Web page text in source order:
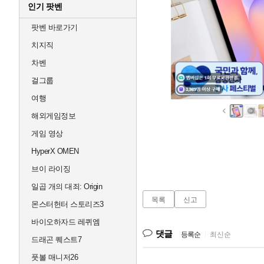
인기 팟벤
팟벤 바로가기
치지직
차벤
걸그룹
여행
해외게임정보
게임 영상
HyperX OMEN
브이 라이징
일곱 개의 대죄: Origin
몬스터헌터 스토리즈3
바이오하자드 레퀴엠
드래곤 퀘스트7
풋볼 매니저26
목록 신고
댓글 등록순 최신순